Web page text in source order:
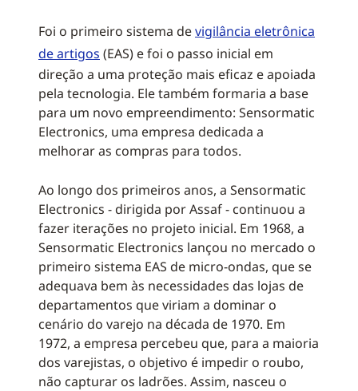
Foi o primeiro sistema devigilância eletrônica
de artigos (EAS) e foi o passo inicial em
direção a uma proteção mais eficaz e apoiada
pela tecnologia. Ele também formaria a base
para um novo empreendimento: Sensormatic
Electronics, uma empresa dedicada a
melhorar as compras para todos.
Ao longo dos primeiros anos, a Sensormatic
Electronics - dirigida por Assaf - continuou a
fazer iterações no projeto inicial. Em 1968, a
Sensormatic Electronics lançou no mercado o
primeiro sistema EAS de micro-ondas, que se
adequava bem às necessidades das lojas de
departamentos que viriam a dominar o
cenário do varejo na década de 1970. Em
1972, a empresa percebeu que, para a maioria
dos varejistas, o objetivo é impedir o roubo,
não capturar os ladrões. Assim, nasceu o